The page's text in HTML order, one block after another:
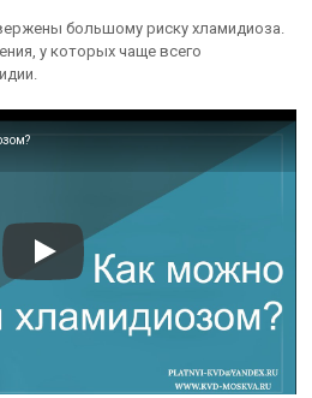
большому риску хламидиоза.
у которых чаще всего